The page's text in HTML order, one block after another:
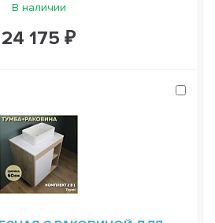
В наличии
24 175 ₽